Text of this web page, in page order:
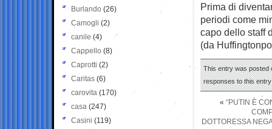
Prima di
periodi come
capo dello staff
(da
This entry was posted
responses to this
« “PUTIN È
DOTTORESSA
Burlando (26)
Camogli (2)
canile (4)
Cappello (8)
Caprotti (2)
Caritas (6)
carovita (170)
casa (247)
Casini (119)